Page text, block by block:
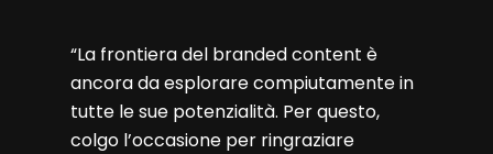
“La frontiera del branded content è
ancora da esplorare compiutamente in
tutte le sue potenzialità. Per questo,
colgo l’occasione per ringraziare